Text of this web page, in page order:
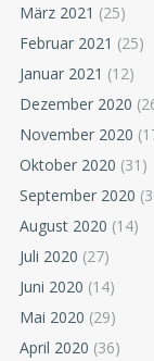
März 2021 (25)
Februar 2021 (25)
Januar 2021 (12)
Dezember 2020
November 2020
Oktober 2020 (31)
September 2020
August 2020 (14)
Juli 2020 (27)
Juni 2020 (14)
Mai 2020 (29)
April 2020 (36)